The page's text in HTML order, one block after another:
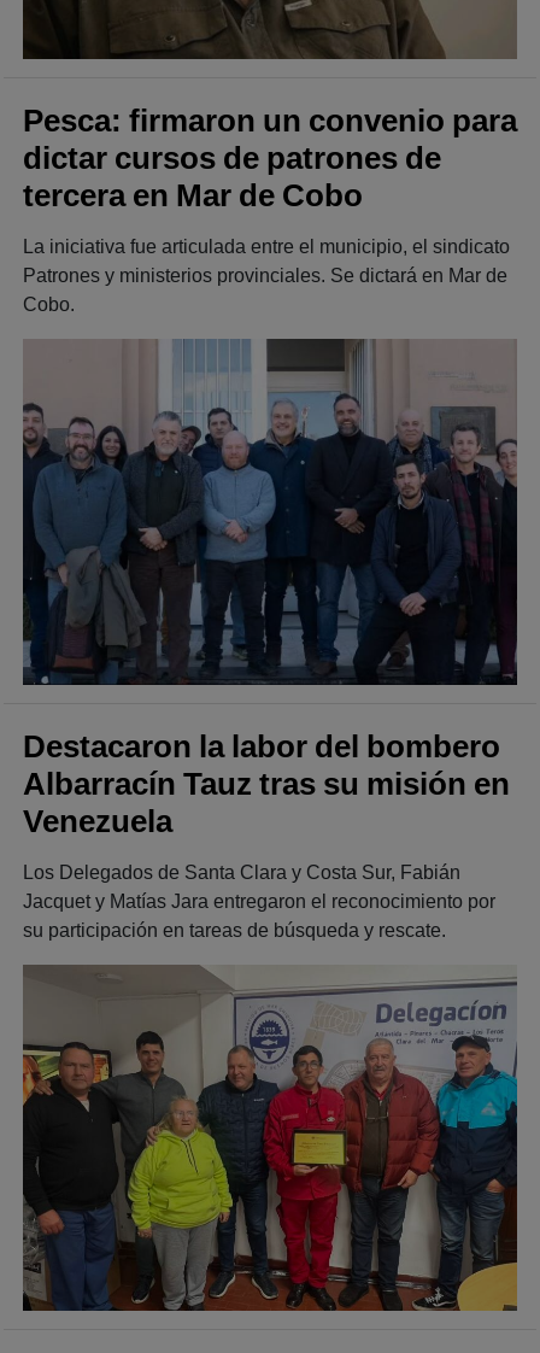
Pesca: firmaron un convenio para
dictar cursos de patrones de
tercera en Mar de Cobo
La iniciativa fue articulada entre el municipio, el sindicato
Patrones y ministerios provinciales. Se dictará en Mar de
Cobo.
Destacaron la labor del bombero
Albarracín Tauz tras su misión en
Venezuela
Los Delegados de Santa Clara y Costa Sur, Fabián
Jacquet y Matías Jara entregaron el reconocimiento por
su participación en tareas de búsqueda y rescate.